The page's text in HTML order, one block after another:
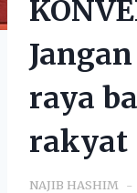
raya
rakyat
NAJIB HASHIM